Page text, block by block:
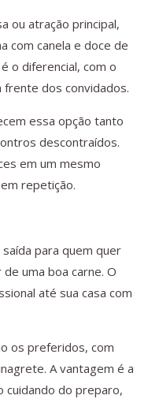
ou atração principal,
com canela e doce de
o diferencial, com o
dos convidados.
essa opção tanto
descontraídos.
em um mesmo
repetição.
saída para quem quer
uma boa carne. O
até sua casa com
os preferidos, com
A vantagem é a
cuidando do preparo,